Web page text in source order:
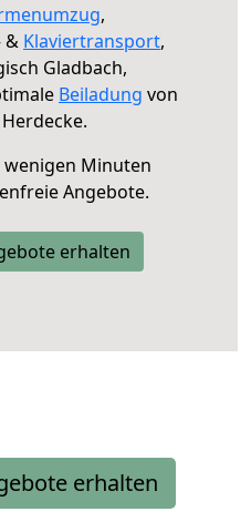
,
& Klaviertransport,
Gladbach,
Beiladung von
Minuten
Angebote.
erhalten
erhalten